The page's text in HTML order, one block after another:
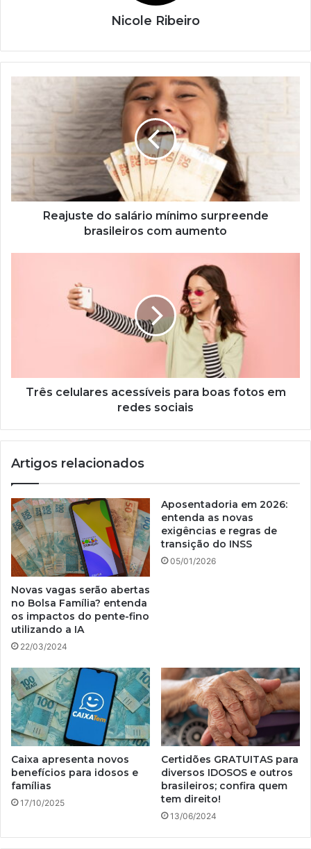
Nicole Ribeiro
surpreende
aumento
Reajuste do salário mínimo surpreende
brasileiros com aumento
sociais
Três celulares acessíveis para boas fotos em
redes sociais
Artigos relacionados
Novas vagas serão abertas
no Bolsa Família? entenda
os impactos do pente-fino
utilizando a IA
22/03/2024
Aposentadoria em 2026:
entenda as novas
exigências e regras de
transição do INSS
05/01/2026
Caixa apresenta novos
benefícios para idosos e
famílias
17/10/2025
Certidões GRATUITAS para
diversos IDOSOS e outros
brasileiros; confira quem
tem direito!
13/06/2024